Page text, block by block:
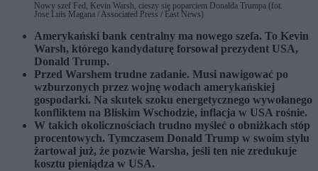
Nowy szef Fed, Kevin Warsh, cieszy się poparciem Donalda Trumpa (fot.
Jose Luis Magana / Associated Press / East News)
Amerykański bank centralny ma nowego szefa. To Kevin
Warsh, którego kandydaturę forsował prezydent USA,
Donald Trump.
Przed Warshem trudne zadanie. Musi nawigować po
wzburzonych przez wojnę wodach amerykańskiej
gospodarki. Na skutek szoku energetycznego wywołanego
konfliktem na Bliskim Wschodzie, inflacja w USA rośnie.
W takich okolicznościach trudno myśleć o obniżkach stóp
procentowych. Tymczasem Donald Trump w swoim stylu
żartował już, że pozwie Warsha, jeśli ten nie zredukuje
kosztu pieniądza w USA.